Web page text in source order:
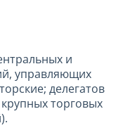
и
управляющих
делегатов
торговых